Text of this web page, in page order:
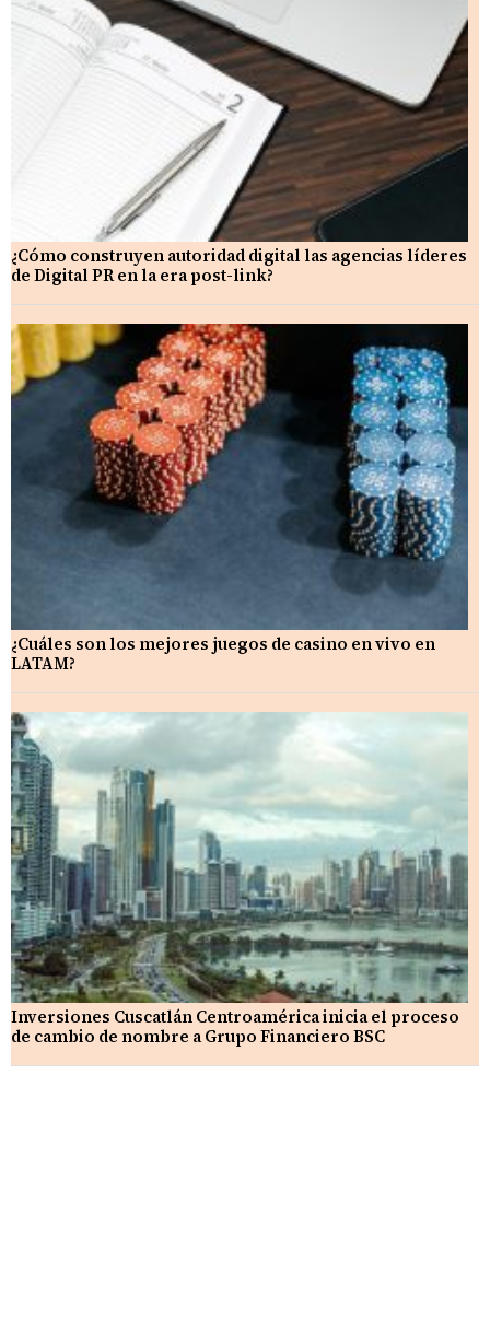
¿Cómo construyen autoridad digital las agencias líderes
de Digital PR en la era post-link?
¿Cuáles son los mejores juegos de casino en vivo en
LATAM?
Inversiones Cuscatlán Centroamérica inicia el proceso
de cambio de nombre a Grupo Financiero BSC